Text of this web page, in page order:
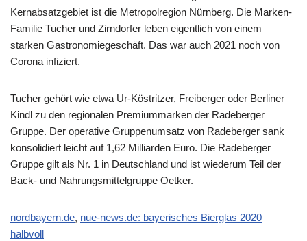
Kernabsatzgebiet ist die Metropolregion Nürnberg. Die Marken-
Familie Tucher und Zirndorfer leben eigentlich von einem
starken Gastronomiegeschäft. Das war auch 2021 noch von
Corona infiziert.
Tucher gehört wie etwa Ur-Köstritzer, Freiberger oder Berliner
Kindl zu den regionalen Premiummarken der Radeberger
Gruppe. Der operative Gruppenumsatz von Radeberger sank
konsolidiert leicht auf 1,62 Milliarden Euro. Die Radeberger
Gruppe gilt als Nr. 1 in Deutschland und ist wiederum Teil der
Back- und Nahrungsmittelgruppe Oetker.
nordbayern.de, nue-news.de: bayerisches Bierglas 2020
halbvoll